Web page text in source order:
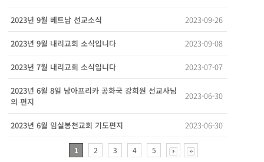
2023년 9월 베트남 선교소식 2023-09-26
2023년 9월 내리교회 소식입니다 2023-09-08
2023년 7월 내리교회 소식입니다 2023-07-07
2023년 6월 8일 남아프리카 공화국 강희원 선교사님
의 편지
2023-06-30
2023년 6월 임실봉천교회 기도편지 2023-06-30
1 2 3 4 5